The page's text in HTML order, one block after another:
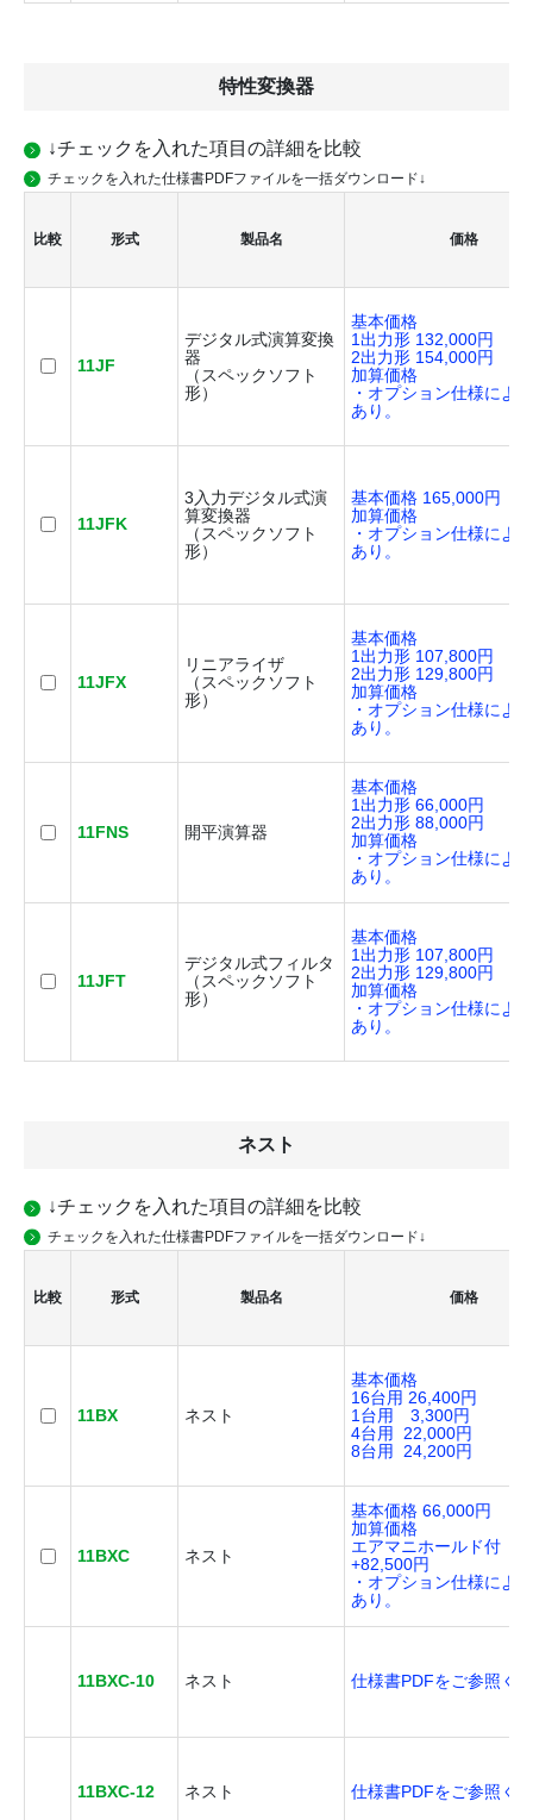
特性変換器
↓チェックを入れた項目の詳細を比較
チェックを入れた仕様書PDFファイルを一括ダウンロード↓
比較 形式 製品名 価格
11JF
デジタル式演算変換
器
（スペックソフト
形）
基本価格
1出力形 132,000円
2出力形 154,000円
加算価格
・オプション仕様によ
あり。
11JFK
3入力デジタル式演
算変換器
（スペックソフト
形）
基本価格 165,000円
加算価格
・オプション仕様によ
あり。
11JFX
リニアライザ
（スペックソフト
形）
基本価格
1出力形 107,800円
2出力形 129,800円
加算価格
・オプション仕様によ
あり。
11FNS 開平演算器
基本価格
1出力形 66,000円
2出力形 88,000円
加算価格
・オプション仕様によ
あり。
11JFT
デジタル式フィルタ
（スペックソフト
形）
基本価格
1出力形 107,800円
2出力形 129,800円
加算価格
・オプション仕様によ
あり。
ネスト
↓チェックを入れた項目の詳細を比較
チェックを入れた仕様書PDFファイルを一括ダウンロード↓
比較 形式 製品名 価格
11BX ネスト
基本価格
16台用 26,400円
1台用 3,300円
4台用 22,000円
8台用 24,200円
11BXC ネスト
基本価格 66,000円
加算価格
エアマニホールド付
+82,500円
・オプション仕様によ
あり。
11BXC-10 ネスト 仕様書PDFをご参照く
11BXC-12 ネスト 仕様書PDFをご参照く